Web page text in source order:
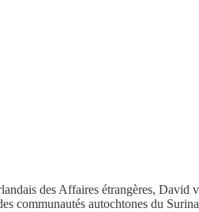
des Affaires étrangères, David
communautés autochtones du